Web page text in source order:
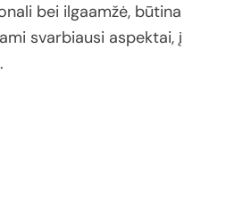
bei ilgaamžė, būtina
svarbiausi aspektai, į